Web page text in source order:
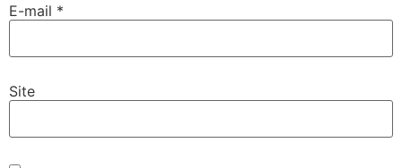
E-mail *
Site